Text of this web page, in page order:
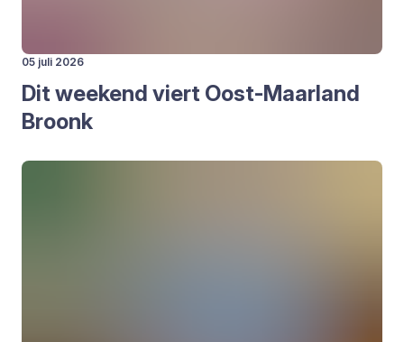
05 juli 2026
Dit week­end viert Oost-Maar­land
Broonk